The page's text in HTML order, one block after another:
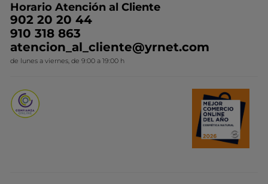
Conviértete en Franquiciada
Ideas de Regalo
Colección Monoi
Novedades del mes
Contacto
Horario Atención al Cliente
902 20 20 44
910 318 863
atencion_al_cliente@yrnet.com
de lunes a viernes, de 9:00 a 19:00 h